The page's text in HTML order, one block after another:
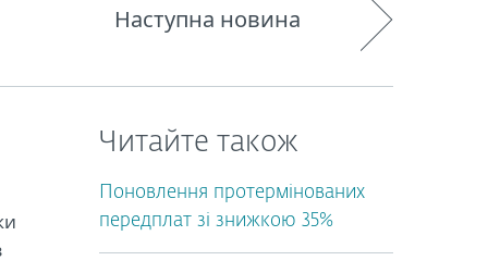
Наступна новина
Читайте також
Поновлення протермінованих
передплат зі знижкою 35%